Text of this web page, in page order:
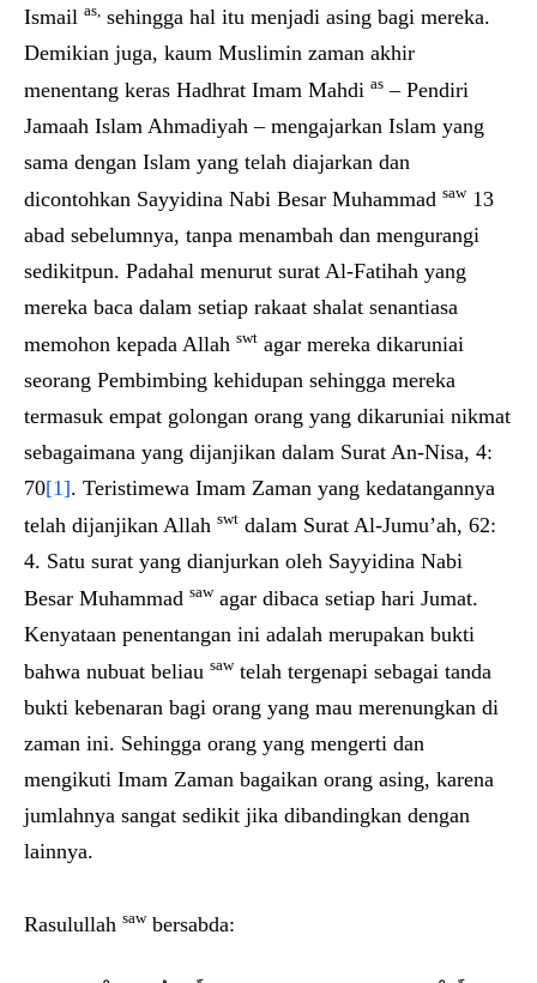
Ismail as, sehingga hal itu menjadi asing bagi mereka.
Demikian juga, kaum Muslimin zaman akhir
menentang keras Hadhrat Imam Mahdi as – Pendiri
Jamaah Islam Ahmadiyah – mengajarkan Islam yang
sama dengan Islam yang telah diajarkan dan
dicontohkan Sayyidina Nabi Besar Muhammad saw13
abad sebelumnya, tanpa menambah dan mengurangi
sedikitpun. Padahal menurut surat Al-Fatihah yang
mereka baca dalam setiap rakaat shalat senantiasa
memohon kepada Allah swt agar mereka dikaruniai
seorang Pembimbing kehidupan sehingga mereka
termasuk empat golongan orang yang dikaruniai nikmat
sebagaimana yang dijanjikan dalam Surat An-Nisa, 4:
70[1]. Teristimewa Imam Zaman yang kedatangannya
telah dijanjikan Allah swt dalam Surat Al-Jumu’ah, 62:
4. Satu surat yang dianjurkan oleh Sayyidina Nabi
Besar Muhammad sawagar dibaca setiap hari Jumat.
Kenyataan penentangan ini adalah merupakan bukti
bahwa nubuat beliau sawtelah tergenapi sebagai tanda
bukti kebenaran bagi orang yang mau merenungkan di
zaman ini. Sehingga orang yang mengerti dan
mengikuti Imam Zaman bagaikan orang asing, karena
jumlahnya sangat sedikit jika dibandingkan dengan
lainnya.
Rasulullah sawbersabda: